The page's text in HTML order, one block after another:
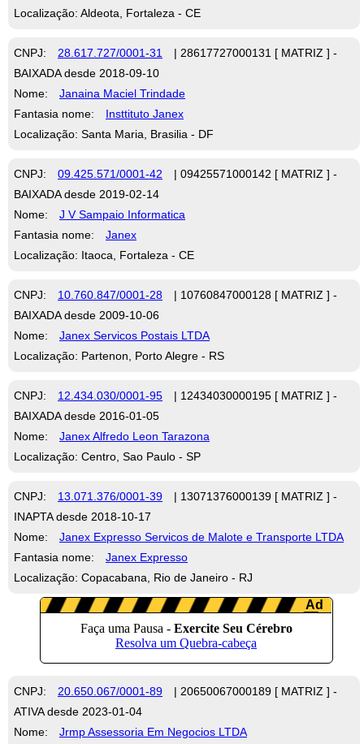
Localização: Aldeota, Fortaleza - CE
CNPJ: 28.617.727/0001-31
| 28617727000131 [ MATRIZ ] -
BAIXADA desde 2018-09-10
Nome:
Janaina Maciel Trindade
Fantasia nome:
Insttituto Janex
Localização: Santa Maria, Brasilia - DF
CNPJ: 09.425.571/0001-42
| 09425571000142 [ MATRIZ ] -
BAIXADA desde 2019-02-14
Nome:
J V Sampaio Informatica
Fantasia nome:
Janex
Localização: Itaoca, Fortaleza - CE
CNPJ: 10.760.847/0001-28
| 10760847000128 [ MATRIZ ] -
BAIXADA desde 2009-10-06
Nome:
Janex Servicos Postais LTDA
Localização: Partenon, Porto Alegre - RS
CNPJ: 12.434.030/0001-95
| 12434030000195 [ MATRIZ ] -
BAIXADA desde 2016-01-05
Nome:
Janex Alfredo Leon Tarazona
Localização: Centro, Sao Paulo - SP
CNPJ: 13.071.376/0001-39
| 13071376000139 [ MATRIZ ] -
INAPTA desde 2018-10-17
Nome:
Janex Expresso Servicos de Malote e Transporte LTDA
Fantasia nome:
Janex Expresso
Localização: Copacabana, Rio de Janeiro - RJ
CNPJ: 20.650.067/0001-89
| 20650067000189 [ MATRIZ ] -
ATIVA desde 2023-01-04
Nome:
Jrmp Assessoria Em Negocios LTDA